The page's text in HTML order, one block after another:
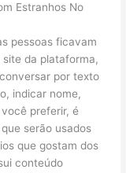
Estranhos No
pessoas ficavam
da plataforma,
por texto
indicar nome,
preferir, é
serão usados
que gostam dos
conteúdo